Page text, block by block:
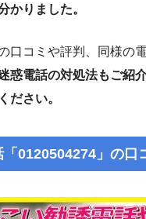
かりました。
口コミや評判、同様の
惑電話の対処法もご紹
ださい。
「0120504274」の口